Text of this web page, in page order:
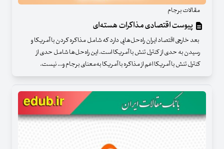
مقالات برجام
پیوست اقتصادی مذاکرات هسته‌ای
بعد خارجی اقتصاد ایران راه‌حل‌هایی دارد که شامل مذاکره کردن با آمریکا و
رسیدن به حدی از کنترل تنش با آمریکا است. این راه‌حل‌ها شامل حدی از
کنترل تنش با آمریکا اعم از مذاکره با آمریکا به‌معنای برجام و... نیست.